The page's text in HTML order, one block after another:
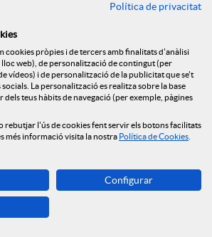
relacionades
Enginyers consolida el seu model
la primera entitat en qualitat de
i amb resultats històrics per
num.6
amb la seva incorporació al Grup
num.5
Política de privacitat
cookies pròpies i de tercers amb finalitats d'anàlisi
web), de personalització de contingut (per
vídeos) i de personalització de la publicitat que se't
La personalització es realitza sobre la base
teus hàbits de navegació (per exemple, pàgines
rebutjar l'ús de cookies fent servir els botons facilitats
més informació visita la nostra Política de Cookies
Configurar